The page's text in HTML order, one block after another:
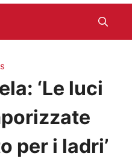
‘Le luci
per i ladri’